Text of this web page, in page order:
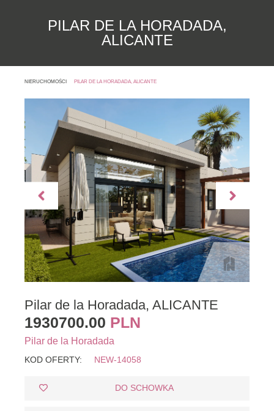
PILAR DE LA HORADADA,
ALICANTE
NIERUCHOMOŚCI PILAR DE LA HORADADA, ALICANTE
Pilar de la Horadada, ALICANTE
1930700.00 PLN
Pilar de la Horadada
KOD OFERTY: NEW-14058
DO SCHOWKA